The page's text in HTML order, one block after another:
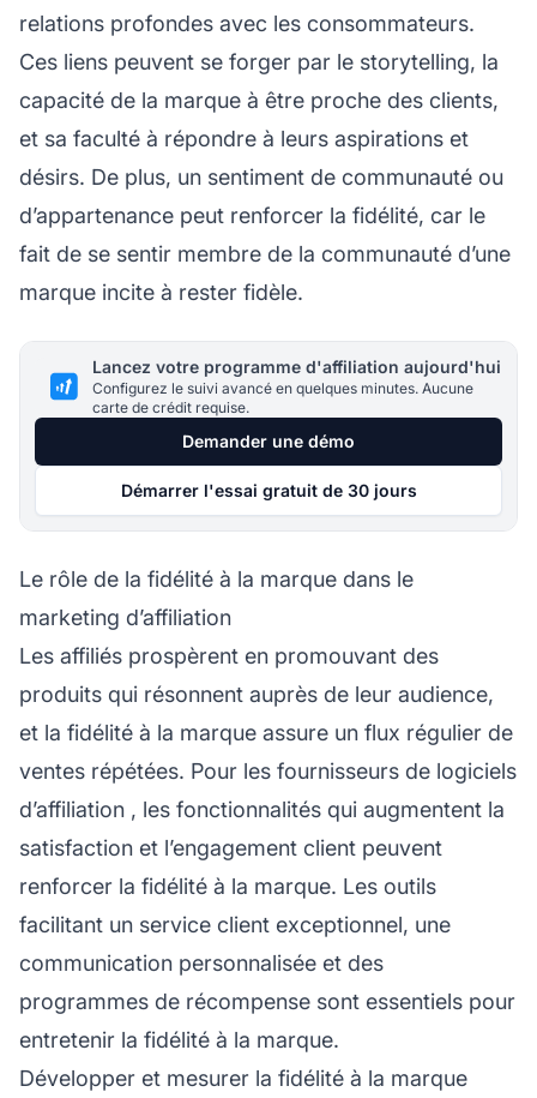
relations profondes avec les consommateurs.
Ces liens peuvent se forger par le storytelling, la
capacité de la marque à être proche des clients,
et sa faculté à répondre à leurs aspirations et
désirs. De plus, un sentiment de communauté ou
d’appartenance peut renforcer la fidélité, car le
fait de se sentir membre de la communauté d’une
marque incite à rester fidèle.
Lancez votre programme d'affiliation aujourd'hui
Configurez le suivi avancé en quelques minutes. Aucune
carte de crédit requise.
Demander une démo
Démarrer l'essai gratuit de 30 jours
Le rôle de la fidélité à la marque dans le
marketing d’affiliation
Les affiliés prospèrent en promouvant des
produits qui résonnent auprès de leur audience,
et la fidélité à la marque assure un flux régulier de
ventes répétées. Pour les fournisseurs de logiciels
d’affiliation , les fonctionnalités qui augmentent la
satisfaction et l’engagement client peuvent
renforcer la fidélité à la marque. Les outils
facilitant un service client exceptionnel, une
communication personnalisée et des
programmes de récompense sont essentiels pour
entretenir la fidélité à la marque.
Développer et mesurer la fidélité à la marque